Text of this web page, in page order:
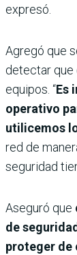
expresó.
Agregó que
detectar que
equipos. “Es
operativo
utilicemos
red de
seguridad
Aseguró que
de
proteger de